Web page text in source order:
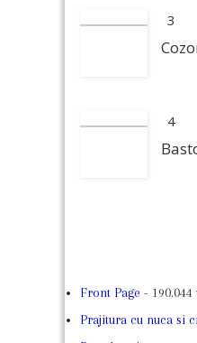
3
4
Front Page - 190.044
Prajitura cu nuca si